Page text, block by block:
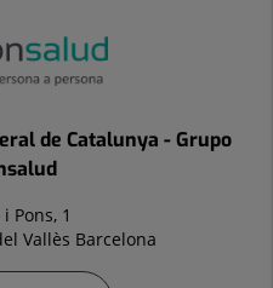
de Catalunya - Grupo
Pons, 1
Vallès Barcelona